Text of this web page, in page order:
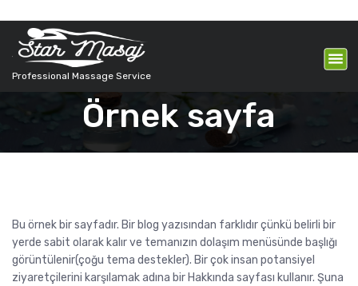
ç
Professional Massage Service
Örnek sayfa
Bu örnek bir sayfadır. Bir blog yazısından farklıdır çünkü belirli bir
yerde sabit olarak kalır ve temanızın dolaşım menüsünde başlığı
görüntülenir(çoğu tema destekler). Bir çok insan potansiyel
ziyaretçilerini karşılamak adına bir Hakkında sayfası kullanır. Şuna